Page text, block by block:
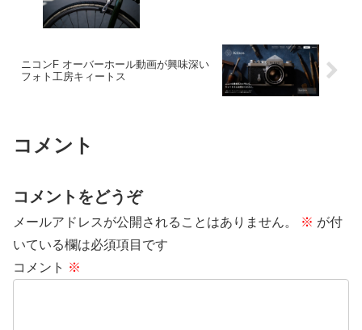
ニコンF オーバーホール動画が興味深い
フォト工房キィートス
コメント
コメントをどうぞ
メールアドレスが公開されることはありません。 ※ が付
いている欄は必須項目です
コメント ※